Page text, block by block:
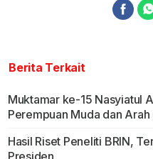
Berita Terkait
Muktamar ke-15 Nasyiatul
Perempuan Muda dan Arah
Hasil Riset Peneliti BRIN,
Presiden